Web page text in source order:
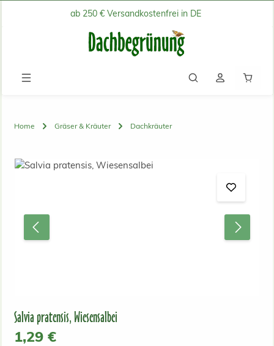
Zum Hauptinhalt springenab 250 € Versandkostenfrei in DE
Home Gräser & Kräuter Dachkräuter
Bildergalerie überspringen
Salvia pratensis, Wiesensalbei
Regulärer Preis:
1,29 €